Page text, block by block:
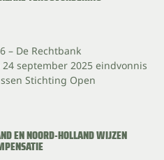
– De Rechtbank
september 2025 eindvonnis
Stichting Open
EN NOORD-HOLLAND WIJZEN